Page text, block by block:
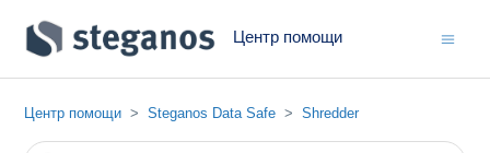
Центр помощи
Центр помощи Steganos Data Safe Shredder